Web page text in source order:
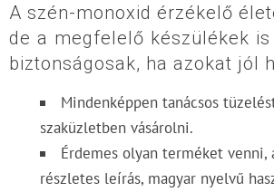
A szén-monoxid érzékelő
de a megfelelő készülékek
biztonságosak, ha azokat jól
Mindenképpen tanácsos
szaküzletben vásárolni.
Érdemes olyan terméket venni,
részletes leírás, magyar nyelvű